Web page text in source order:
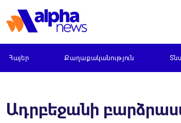
Հայեր Քաղաքականություն
Ադրբեջանի